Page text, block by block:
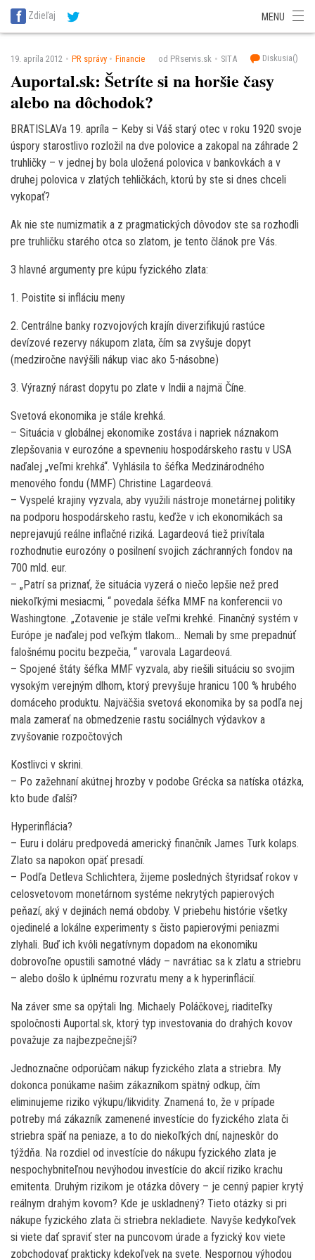
SITA Energetika
SITA Potravinárstvo
Zdieľaj MENU
19. apríla 2012 PR správy Financie od PRservis.sk SITA Diskusia()
Auportal.sk: Šetríte si na horšie časy
alebo na dôchodok?
BRATISLAVa 19. apríla – Keby si Váš starý otec v roku 1920 svoje
úspory starostlivo rozložil na dve polovice a zakopal na záhrade 2
truhličky – v jednej by bola uložená polovica v bankovkách a v
druhej polovica v zlatých tehličkách, ktorú by ste si dnes chceli
vykopať?
Ak nie ste numizmatik a z pragmatických dôvodov ste sa rozhodli
pre truhličku starého otca so zlatom, je tento článok pre Vás.
3 hlavné argumenty pre kúpu fyzického zlata:
1. Poistite si infláciu meny
2. Centrálne banky rozvojových krajín diverzifikujú rastúce
devízové rezervy nákupom zlata, čím sa zvyšuje dopyt
(medziročne navýšili nákup viac ako 5-násobne)
3. Výrazný nárast dopytu po zlate v Indii a najmä Číne.
Svetová ekonomika je stále krehká.
– Situácia v globálnej ekonomike zostáva i napriek náznakom
zlepšovania v eurozóne a spevneniu hospodárskeho rastu v USA
naďalej „veľmi krehká“. Vyhlásila to šéfka Medzinárodného
menového fondu (MMF) Christine Lagardeová.
– Vyspelé krajiny vyzvala, aby využili nástroje monetárnej politiky
na podporu hospodárskeho rastu, keďže v ich ekonomikách sa
neprejavujú reálne inflačné riziká. Lagardeová tiež privítala
rozhodnutie eurozóny o posilnení svojich záchranných fondov na
700 mld. eur.
– „Patrí sa priznať, že situácia vyzerá o niečo lepšie než pred
niekoľkými mesiacmi, “ povedala šéfka MMF na konferencii vo
Washingtone. „Zotavenie je stále veľmi krehké. Finančný systém v
Európe je naďalej pod veľkým tlakom… Nemali by sme prepadnúť
falošnému pocitu bezpečia, “ varovala Lagardeová.
– Spojené štáty šéfka MMF vyzvala, aby riešili situáciu so svojim
vysokým verejným dlhom, ktorý prevyšuje hranicu 100 % hrubého
domáceho produktu. Najväčšia svetová ekonomika by sa podľa nej
mala zamerať na obmedzenie rastu sociálnych výdavkov a
zvyšovanie rozpočtových
Kostlivci v skrini.
– Po zažehnaní akútnej hrozby v podobe Grécka sa natíska otázka,
kto bude ďalší?
Hyperinflácia?
– Euru i doláru predpovedá americký finančník James Turk kolaps.
Zlato sa napokon opäť presadí.
– Podľa Detleva Schlichtera, žijeme posledných štyridsať rokov v
celosvetovom monetárnom systéme nekrytých papierových
peňazí, aký v dejinách nemá obdoby. V priebehu histórie všetky
ojedinelé a lokálne experimenty s čisto papierovými peniazmi
zlyhali. Buď ich kvôli negatívnym dopadom na ekonomiku
dobrovoľne opustili samotné vlády – navrátiac sa k zlatu a striebru
– alebo došlo k úplnému rozvratu meny a k hyperinflácií.
Na záver sme sa opýtali Ing. Michaely Poláčkovej, riaditeľky
spoločnosti Auportal.sk, ktorý typ investovania do drahých kovov
považuje za najbezpečnejší?
Jednoznačne odporúčam nákup fyzického zlata a striebra. My
dokonca ponúkame našim zákazníkom spätný odkup, čím
eliminujeme riziko výkupu/likvidity. Znamená to, že v prípade
potreby má zákazník zamenené investície do fyzického zlata či
striebra späť na peniaze, a to do niekoľkých dní, najneskôr do
týždňa. Na rozdiel od investície do nákupu fyzického zlata je
nespochybniteľnou nevýhodou investície do akcií riziko krachu
emitenta. Druhým rizikom je otázka dôvery – je cenný papier krytý
reálnym drahým kovom? Kde je uskladnený? Tieto otázky si pri
nákupe fyzického zlata či striebra nekladiete. Navyše kedykoľvek
si viete dať spraviť ster na puncovom úrade a fyzický kov viete
zobchodovať prakticky kdekoľvek na svete. Nespornou výhodou